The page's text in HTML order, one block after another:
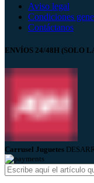
Aviso legal
Condiciones
Contáctanos
ENVÍOS 24/48H (SOLO
Carrusel Juguetes